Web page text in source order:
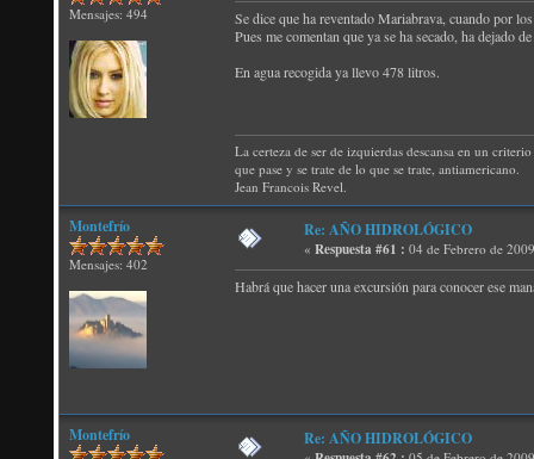
Mensajes: 494
Se dice que ha reventado Mariabrava, cuando por
Pues me comentan que ya se ha secado, ha dejado
En agua recogida ya llevo 478 litros.
La certeza de ser de izquierdas descansa en un
que pase y se trate de lo que se trate, antiamericano.
Jean Francois Revel.
Montefrío
Mensajes: 402
Re: AÑO HIDROLÓGICO
« Respuesta #61 : 04 de Febrero de
Habrá que hacer una excursión para conocer ese
Montefrío Re: AÑO HIDROLÓGICO